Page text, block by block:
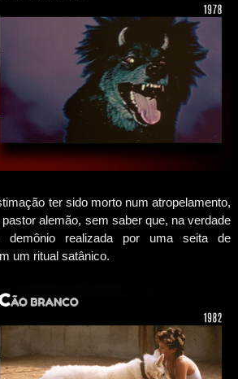
ter sido morto num atropelamento,
alemão, sem saber que, na verdade
demônio realizada por uma seita de
um ritual satânico.